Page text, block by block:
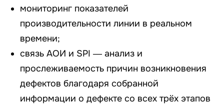
мониторинг показателей
производительности линии в реальном
времени;
связь АОИ и SPI — анализ и
прослеживаемость причин возникновения
дефектов благодаря собранной
информации о дефекте со всех трёх этапов